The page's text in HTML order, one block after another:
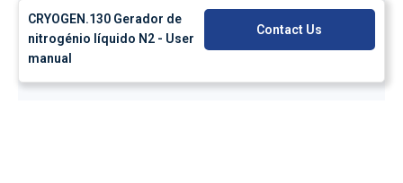
CRYOGEN.130 Gerador de
nitrogénio líquido N2 - User
manual
Contact Us